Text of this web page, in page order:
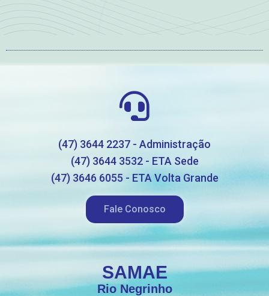
(47) 3644 2237 - Administração
(47) 3644 3532 - ETA Sede
(47) 3646 6055 - ETA Volta Grande
Fale Conosco
SAMAE
Rio Negrinho